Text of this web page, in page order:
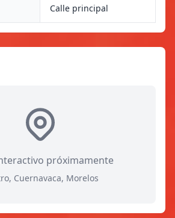
Calle principal
próximamente
Cuernavaca, Morelos